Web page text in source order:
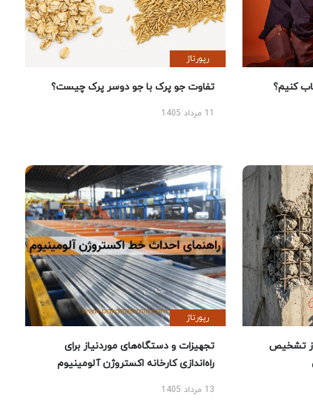
کنیم؟
رپورتاژ
تفاوت جو پرک با جو دوسر پرک چیست؟
تشخیص
رپورتاژ
تجهیزات و دستگاه‌های موردنیاز برای
راه‌اندازی کارخانه اکستروژن آلومینیوم
13 مرداد 1405